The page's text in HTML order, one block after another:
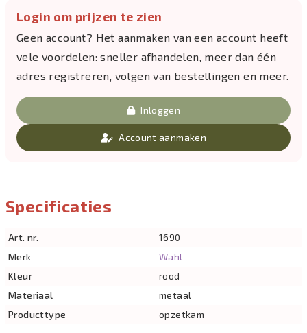
Login om prijzen te zien
Geen account? Het aanmaken van een account heeft
vele voordelen: sneller afhandelen, meer dan één
adres registreren, volgen van bestellingen en meer.
Inloggen
Account aanmaken
Specificaties
Art. nr.
1690
Merk
Wahl
Kleur
rood
Materiaal
metaal
Producttype
opzetkam